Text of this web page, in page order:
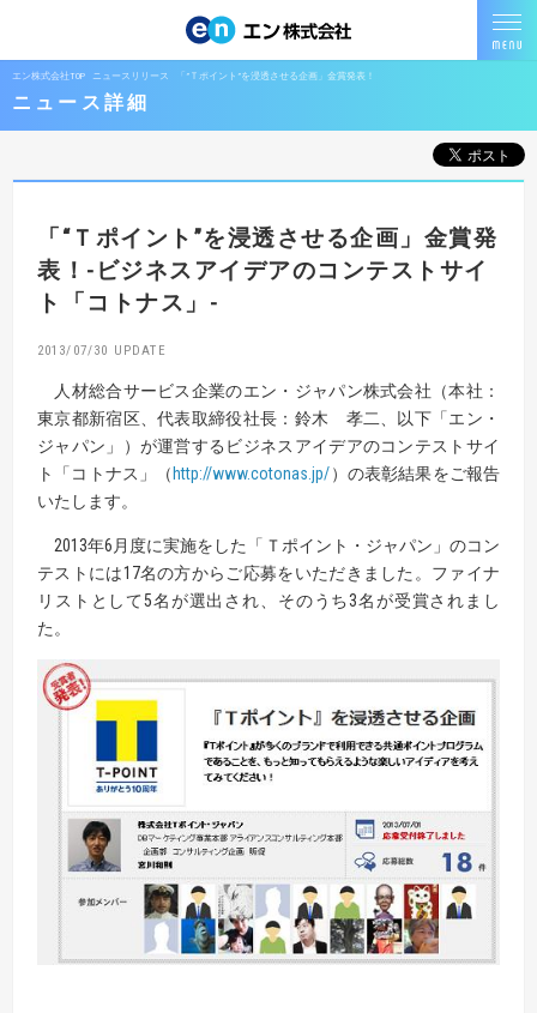
エン株式会社TOP ニュースリリース 「”Ｔポイント”を浸透させる企画」金賞発表！
ニュース詳細
「“Ｔポイント”を浸透させる企画」金賞発
表！ -ビジネスアイデアのコンテストサイ
ト「コトナス」-
2013/07/30
人材総合サービス企業のエン・ジャパン株式会社（本社：
東京都新宿区、代表取締役社長：鈴木 孝二、以下「エン・
ジャパン」）が運営するビジネスアイデアのコンテストサイ
ト「コトナス」（ http://www.cotonas.jp/）の表彰結果をご報告
いたします。
2013年6月度に実施をした「Ｔポイント・ジャパン」のコン
テストには17名の方からご応募をいただきました。ファイナ
リストとして5名が選出され、そのうち3名が受賞されまし
た。